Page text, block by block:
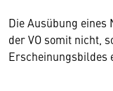
Die Ausübung
der VO somit nicht,
Erscheinungsbildes